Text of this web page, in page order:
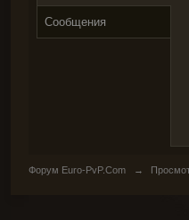
Сообщения
Форум Euro-PvP.Com →